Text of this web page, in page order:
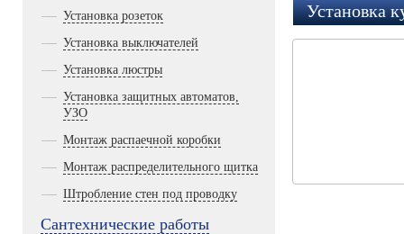
Установка розеток
Установка выключателей
Установка люстры
Установка защитных автоматов,
УЗО
Монтаж распаечной коробки
Монтаж распределительного щитка
Штробление стен под проводку
Сантехнические работы
Установка